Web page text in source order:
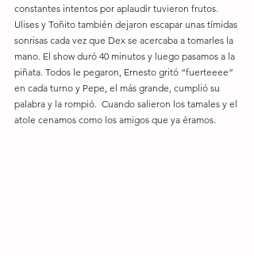
constantes intentos por aplaudir tuvieron frutos.
Ulises y Toñito también dejaron escapar unas tímidas
sonrisas cada vez que Dex se acercaba a tomarles la
mano. El show duró 40 minutos y luego pasamos a la
piñata. Todos le pegaron, Ernesto gritó “fuerteeee”
en cada turno y Pepe, el más grande, cumplió su
palabra y la rompió.  Cuando salieron los tamales y el
atole cenamos como los amigos que ya éramos.